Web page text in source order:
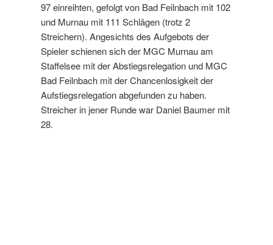
97 einreihten, gefolgt von Bad Feilnbach mit 102
und Murnau mit 111 Schlägen (trotz 2
Streichern). Angesichts des Aufgebots der
Spieler schienen sich der MGC Murnau am
Staffelsee mit der Abstiegsrelegation und MGC
Bad Feilnbach mit der Chancenlosigkeit der
Aufstiegsrelegation abgefunden zu haben.
Streicher in jener Runde war Daniel Baumer mit
28.